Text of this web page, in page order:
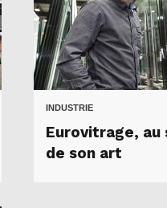
INDUSTRIE
Eurovitrage, au
de son art